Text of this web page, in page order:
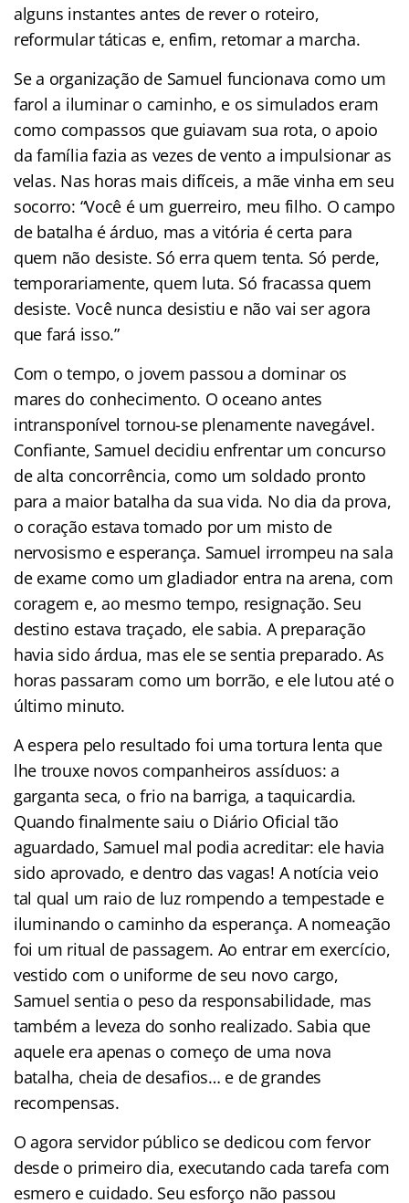
alguns instantes antes de rever o roteiro,
reformular táticas e, enfim, retomar a marcha.
Se a organização de Samuel funcionava como um
farol a iluminar o caminho, e os simulados eram
como compassos que guiavam sua rota, o apoio
da família fazia as vezes de vento a impulsionar as
velas. Nas horas mais difíceis, a mãe vinha em seu
socorro: “Você é um guerreiro, meu filho. O campo
de batalha é árduo, mas a vitória é certa para
quem não desiste. Só erra quem tenta. Só perde,
temporariamente, quem luta. Só fracassa quem
desiste. Você nunca desistiu e não vai ser agora
que fará isso.”
Com o tempo, o jovem passou a dominar os
mares do conhecimento. O oceano antes
intransponível tornou-se plenamente navegável.
Confiante, Samuel decidiu enfrentar um concurso
de alta concorrência, como um soldado pronto
para a maior batalha da sua vida. No dia da prova,
o coração estava tomado por um misto de
nervosismo e esperança. Samuel irrompeu na sala
de exame como um gladiador entra na arena, com
coragem e, ao mesmo tempo, resignação. Seu
destino estava traçado, ele sabia. A preparação
havia sido árdua, mas ele se sentia preparado. As
horas passaram como um borrão, e ele lutou até o
último minuto.
A espera pelo resultado foi uma tortura lenta que
lhe trouxe novos companheiros assíduos: a
garganta seca, o frio na barriga, a taquicardia.
Quando finalmente saiu o Diário Oficial tão
aguardado, Samuel mal podia acreditar: ele havia
sido aprovado, e dentro das vagas! A notícia veio
tal qual um raio de luz rompendo a tempestade e
iluminando o caminho da esperança. A nomeação
foi um ritual de passagem. Ao entrar em exercício,
vestido com o uniforme de seu novo cargo,
Samuel sentia o peso da responsabilidade, mas
também a leveza do sonho realizado. Sabia que
aquele era apenas o começo de uma nova
batalha, cheia de desafios… e de grandes
recompensas.
O agora servidor público se dedicou com fervor
desde o primeiro dia, executando cada tarefa com
esmero e cuidado. Seu esforço não passou